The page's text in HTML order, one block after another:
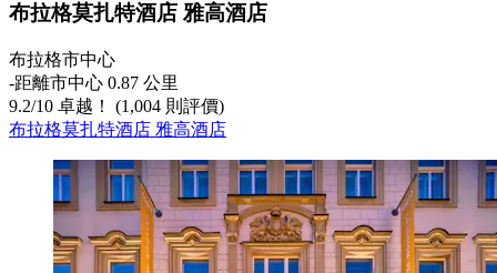
布拉格莫扎特酒店 雅高酒店
布拉格市中心
‐距離市中心 0.87 公里
9.2/10 卓越！ (1,004 則評價)
布拉格莫扎特酒店 雅高酒店